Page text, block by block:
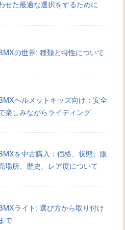
せた最適な選択をするために
の世界: 種類と特性について
ヘルメットキッズ向け：安全
楽しみながらライディング
を中古購入：価格、状態、販
場所、歴史、レア度について
ライト: 選び方から取り付け
まで